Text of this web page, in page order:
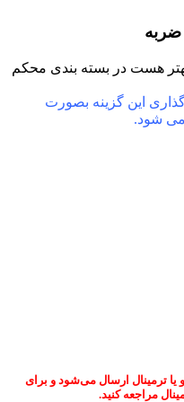
هست در بسته بندی محکم
این گزینه بصورت
شود.
باربری و یا ترمینال ارسال می‌شود و برای
مراجعه کنید.